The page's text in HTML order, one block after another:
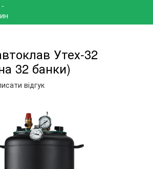
Утех-32
32 банки)
відгук